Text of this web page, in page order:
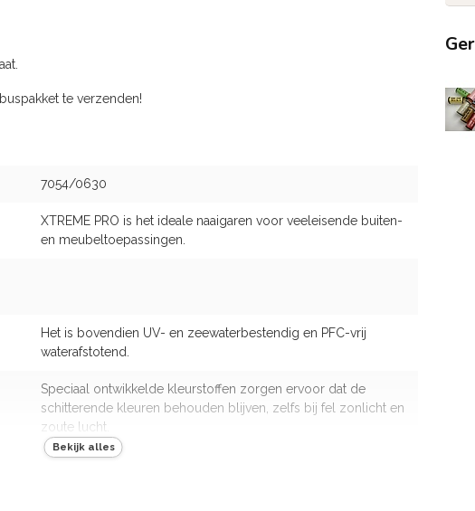
te verzenden!
7054/0630
XTREME PRO is het ideale naaigaren voor veeleisende buiten-
en meubeltoepassingen.
Het is bovendien UV- en zeewaterbestendig en PFC-vrij
waterafstotend.
Speciaal ontwikkelde kleurstoffen zorgen ervoor dat de
schitterende kleuren behouden blijven, zelfs bij fel zonlicht en
zoute lucht.
Bekijk alles